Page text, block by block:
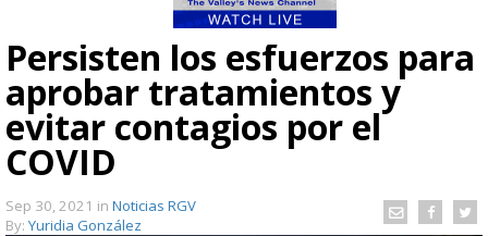
Persisten los esfuerzos para
aprobar tratamientos y
evitar contagios por el
COVID
Sep 30, 2021 in Noticias RGV
By: Yuridia González